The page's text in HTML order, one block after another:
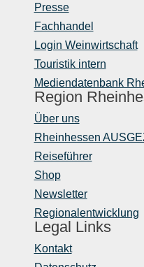
Presse
Fachhandel
Login Weinwirtschaft
Touristik intern
Mediendatenbank
Region
Über uns
Rheinhessen
Reiseführer
Shop
Newsletter
Regionalentwicklung
Legal Links
Kontakt